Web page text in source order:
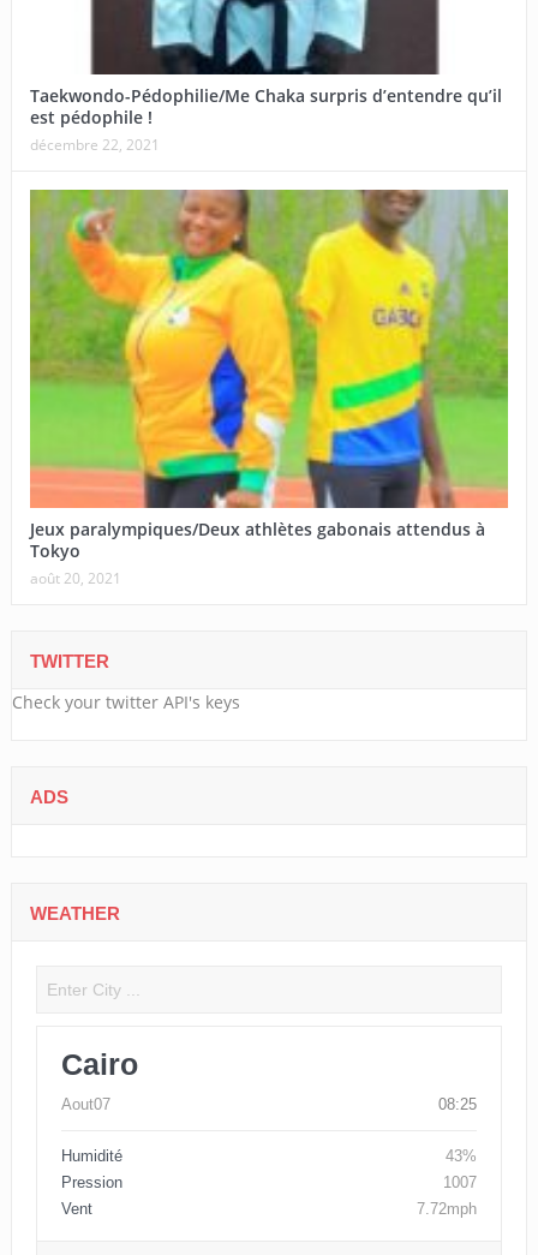
Taekwondo-Pédophilie/Me Chaka surpris d’entendre qu’il
est pédophile !
décembre 22, 2021
Jeux paralympiques/Deux athlètes gabonais attendus à
Tokyo
août 20, 2021
TWITTER
Check your twitter API's keys
ADS
WEATHER
Cairo
Aout07 08:25
Humidité
43%
Pression
1007
Vent
7.72mph